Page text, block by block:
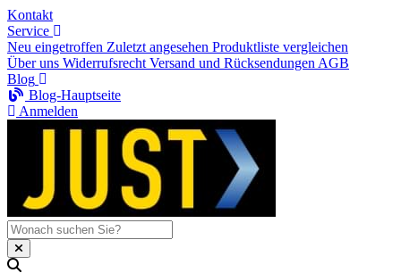
Kontakt
Service
Neu eingetroffen Zuletzt angesehen Produktliste vergleichen
Über uns Widerrufsrecht Versand und Rücksendungen AGB
Blog
Blog-Hauptseite
Anmelden